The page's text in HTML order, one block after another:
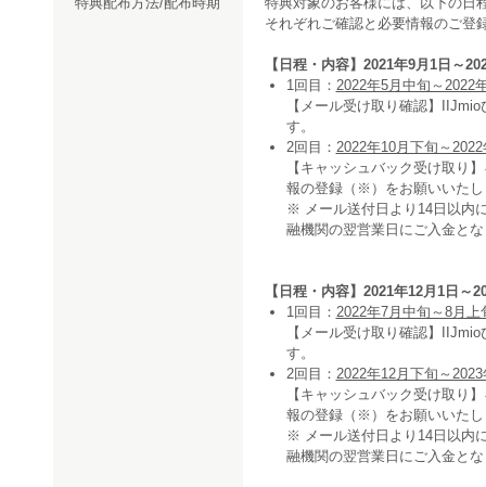
それぞれご確認と必要情報のご登
【日程・内容】2021年9月1日～
1回目： 2022年5月中旬～2022
【メール受け取り確認】
す。
2回目： 2022年10月下旬～
【キャッシュバック受け取り
報の登録（※）をお願いいたし
※ メール送付日より14日以内
融機関の翌営業日にご入金と
【日程・内容】2021年12月1日～
1回目： 2022年7月中旬～8月上
【メール受け取り確認】
す。
2回目： 2022年12月下旬～
【キャッシュバック受け取り
報の登録（※）をお願いいたし
※ メール送付日より14日以内
融機関の翌営業日にご入金と